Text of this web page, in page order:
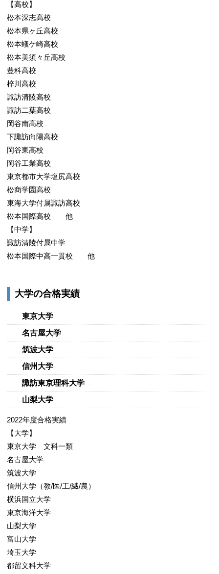
【高校】
松本深志高校
松本県ヶ丘高校
松本蟻ケ崎高校
松本美須々丘高校
豊科高校
梓川高校
諏訪清陵高校
諏訪二葉高校
岡谷南高校
下諏訪向陽高校
岡谷東高校
岡谷工業高校
東京都市大学塩尻高校
松商学園高校
東海大学付属諏訪高校
松本国際高校 他
【中学】
諏訪清陵付属中学
松本国際中高一貫校 他
大学の合格実績
東京大学
名古屋大学
筑波大学
信州大学
諏訪東京理科大学
山梨大学
2022年度合格実績
【大学】
東京大学 文科一類
名古屋大学
筑波大学
信州大学（教/医/工/繊/農）
横浜国立大学
東京海洋大学
山梨大学
富山大学
埼玉大学
都留文科大学